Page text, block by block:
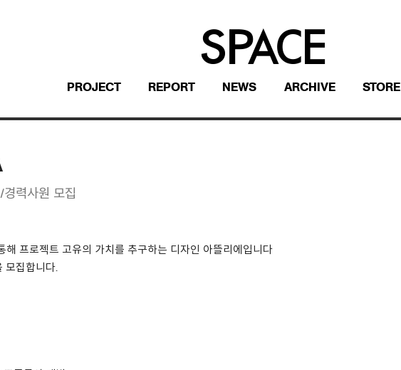
PROJECT REPORT NEWS ARCHIVE STORE
력사원 모집
해 프로젝트 고유의 가치를 추구하는 디자인 아뜰리에입니다
모집합니다.